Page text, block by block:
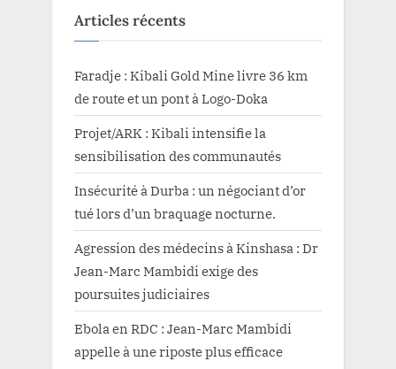
Articles récents
Faradje : Kibali Gold Mine livre 36 km
de route et un pont à Logo-Doka
Projet/ARK : Kibali intensifie la
sensibilisation des communautés
Insécurité à Durba : un négociant d’or
tué lors d’un braquage nocturne.
Agression des médecins à Kinshasa : Dr
Jean-Marc Mambidi exige des
poursuites judiciaires
Ebola en RDC : Jean-Marc Mambidi
appelle à une riposte plus efficace